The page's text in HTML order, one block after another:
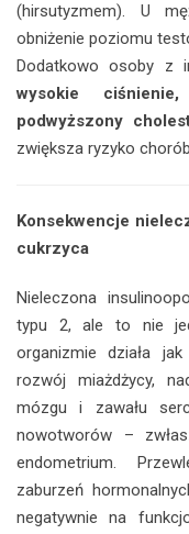
(hirsutyzmem). U
obniżenie poziomu
Dodatkowo osoby z
wysokie
podwyższony
zwiększa ryzyko
Konsekwencje
cukrzyca
Nieleczona
typu 2, ale to nie
organizmie działa jak
rozwój miażdżycy,
mózgu i zawału
nowotworów –
endometrium.
zaburzeń
negatywnie na